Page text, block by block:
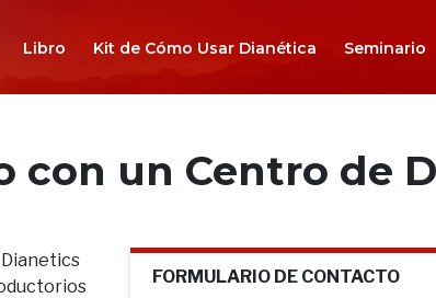
Libro Kit de Cómo Usar Dianética Seminario
con un Centro de
FORMULARIO DE CONTACTO